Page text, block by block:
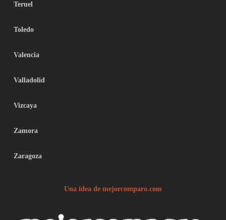
Teruel
Toledo
Valencia
Valladolid
Vizcaya
Zamora
Zaragoza
Una idea de mejorcomparo.com